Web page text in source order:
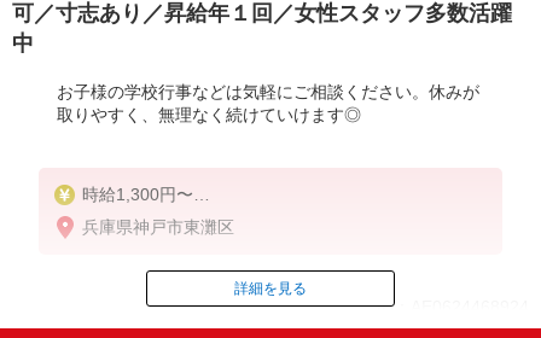
可／寸志あり／昇給年１回／女性スタッフ多数活躍
中
お子様の学校行事などは気軽にご相談ください。休みが
取りやすく、無理なく続けていけます◎
時給1,300円〜
※経験により異なる
兵庫県神戸市東灘区
ID：AE0624468924
詳細を見る